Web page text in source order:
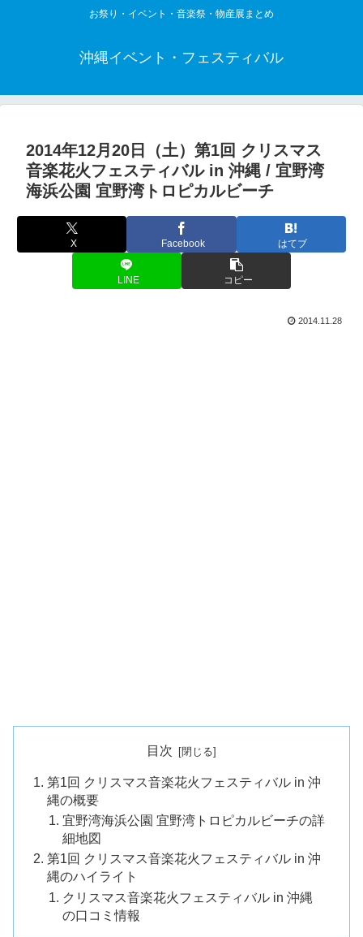
お祭り・イベント・音楽祭・物産展まとめ
沖縄イベント・フェスティバル
2014年12月20日（土）第1回 クリスマス
音楽花火フェスティバル in 沖縄 / 宜野湾
海浜公園 宜野湾トロピカルビーチ
X Facebook はてブ
LINE コピー
2014.11.28
目次
第1回 クリスマス音楽花火フェスティバル in 沖
縄の概要
宜野湾海浜公園 宜野湾トロピカルビーチの詳
細地図
第1回 クリスマス音楽花火フェスティバル in 沖
縄のハイライト
クリスマス音楽花火フェスティバル in 沖縄
の口コミ情報